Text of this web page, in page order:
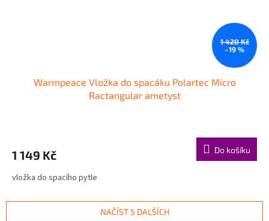
1 420 Kč
–19 %
Warmpeace Vložka do spacáku Polartec Micro
Ractangular ametyst
1 149 Kč Do košíku
vložka do spacího pytle
NAČÍST 5 DALŠÍCH